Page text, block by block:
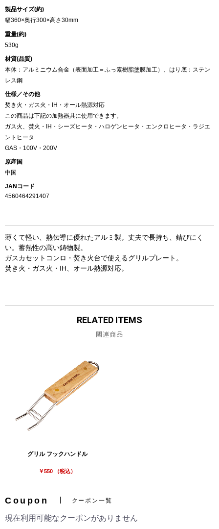
お買い物を続ける
製品サイズ(約)
幅360×奥行300×高さ30mm
重量(約)
530g
材質(品質)
本体：アルミニウム合金（表面加工＝ふっ素樹脂塗膜加工）、はり底：ステン
レス鋼
仕様／その他
焚き火・ガス火・IH・オール熱源対応
この商品は下記の加熱器具に使用できます。
ガス火、焚火・IH・シーズヒータ・ハロゲンヒータ・エンクロヒータ・ラジエ
ントヒータ
GAS・100V・200V
原産国
中国
JANコード
4560464291407
薄くて軽い、熱伝導に優れたアルミ製。丈夫で長持ち、錆びにく
い。蓄熱性の高い鋳物製。
ガスカセットコンロ・焚き火台で使えるグリルプレート。
焚き火・ガス火・IH、オール熱源対応。
RELATED ITEMS
関連商品
グリル フックハンドル
￥550 （税込）
Coupon クーポン一覧
現在利用可能なクーポンがありません